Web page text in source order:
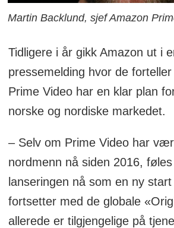
også en av verdens aller
av prosessering og lagring i
takt med knivingen med
AWS-datasentrene spredd
verden, også i Norden.
Samtidig har nordiske
på Amazons fysiske
nettbaserte utsalgssted
grossister har måttet sitte på
med forberedelsene til det
amerikanske inntoget.
Martin Backlund, sjef Amazon
Tidligere i år gikk Amazon ut i
pressemelding hvor de
Prime Video har en klar plan
norske og nordiske markedet.
– Selv om Prime Video har
nordmenn nå siden 2016,
lanseringen nå som en ny
fortsetter med de globale
allerede er tilgjengelige på